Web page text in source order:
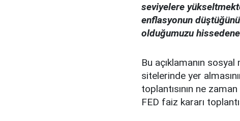
seviyelere
enflasyonun
olduğumuzu
Bu açıklamanın
sitelerinde yer
toplantısının ne
FED faiz kararı